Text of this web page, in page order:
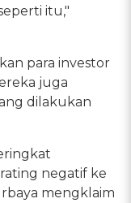
itu,"
para investor
juga
dilakukan
negatif ke
mengklaim